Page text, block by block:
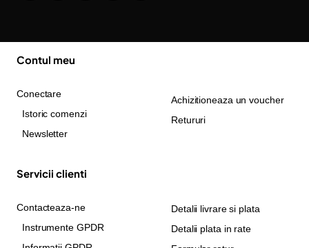
Contul meu
Conectare
Istoric comenzi
Newsletter
Achizitioneaza un voucher
Retururi
Servicii clienti
Contacteaza-ne
Instrumente GPDR
Detalii livrare si plata
Detalii plata in rate